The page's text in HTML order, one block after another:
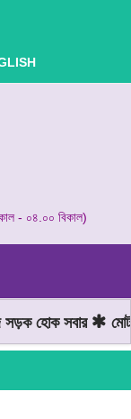
- ০৪.০০ বিকাল)
হোক সবার